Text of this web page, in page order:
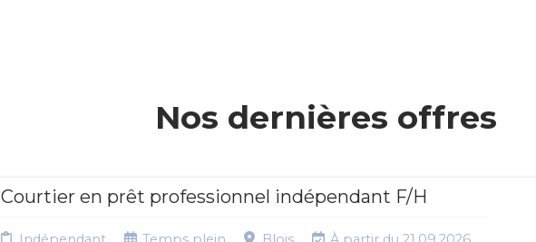
Nos dernières offres
Courtier en prêt professionnel indépendant F/H